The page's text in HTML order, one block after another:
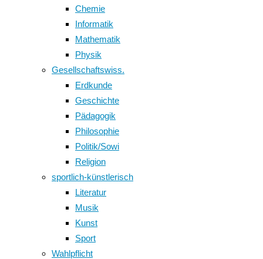
Chemie
Informatik
Mathematik
Physik
Gesellschaftswiss.
Erdkunde
Geschichte
Pädagogik
Philosophie
Politik/Sowi
Religion
sportlich-künstlerisch
Literatur
Musik
Kunst
Sport
Wahlpflicht